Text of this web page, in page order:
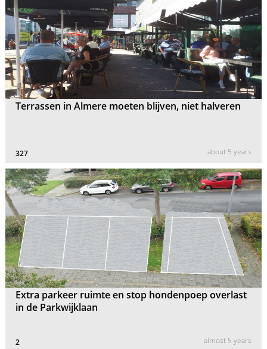
Terrassen in Almere moeten blijven, niet halveren
327 about 5 years
Extra parkeer ruimte en stop hondenpoep overlast
in de Parkwijklaan
2 almost 5 years